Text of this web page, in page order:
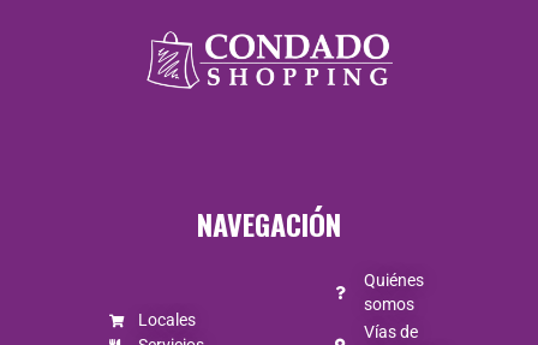
NAVEGACIÓN
Locales
Quiénes
somos
Vías de